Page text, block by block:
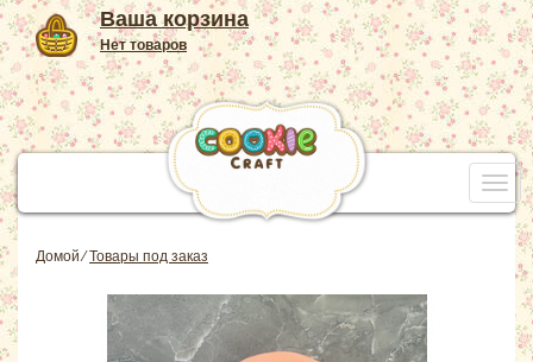
Ваша корзина
Нет товаров
Домой⁄Товары под заказ